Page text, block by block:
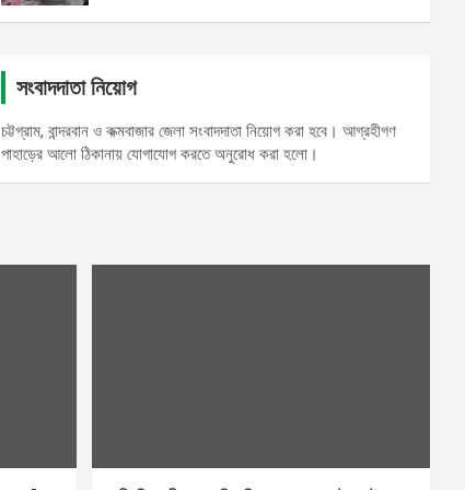
সংবাদদাতা নিয়োগ
চট্টগ্রাম, বান্দরবান ও কক্মবাজার জেলা সংবাদদাতা নিয়োগ করা হবে। আগ্রহীগণ
পাহাড়ের আলো ঠিকানায় যোগাযোগ করতে অনুরোধ করা হলো।